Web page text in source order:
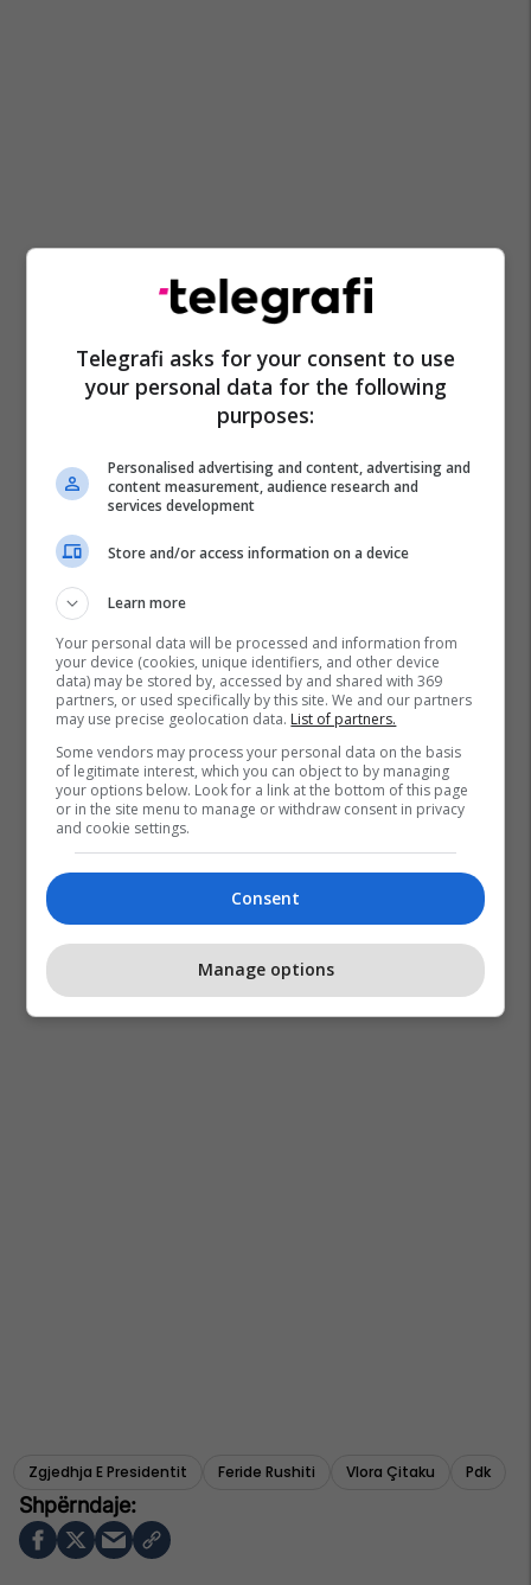
Zgjedhja E Presidentit Feride Rushiti Vlora Çitaku Pdk
Telegrafi asks for your consent to use
your personal data for the following
purposes:
Personalised advertising and content, advertising and
content measurement, audience research and
services development
Store and/or access information on a device
Learn more
Your personal data will be processed and information from
your device (cookies, unique identifiers, and other device
data) may be stored by, accessed by and shared with 369
partners, or used specifically by this site. We and our partners
may use precise geolocation data. List of partners.
Some vendors may process your personal data on the basis
of legitimate interest, which you can object to by managing
your options below. Look for a link at the bottom of this page
or in the site menu to manage or withdraw consent in privacy
and cookie settings.
Consent
Manage options